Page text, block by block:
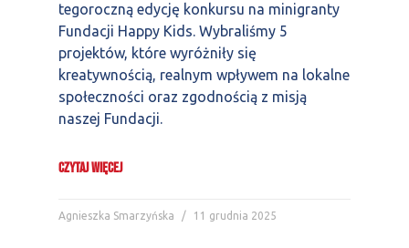
tegoroczną edycję konkursu na minigranty
Fundacji Happy Kids. Wybraliśmy 5
projektów, które wyróżniły się
kreatywnością, realnym wpływem na lokalne
społeczności oraz zgodnością z misją
naszej Fundacji.
CZYTAJ WIĘCEJ
Agnieszka Smarzyńska 11 grudnia 2025